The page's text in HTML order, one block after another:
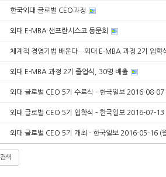
한국외대 글로벌 CEO과정
외대 E-MBA 샌프란시스코 동문회
체계적 경영기법 배운다…외대 E-MBA 과정 2기 입학
외대 E-MBA 과정 2기 졸업식, 30명 배출
외대 글로벌 CEO 5기 수료식 - 한국일보 2016-08-07
외대 글로벌 CEO 5기 입학식 - 한국일보 2016-07-13
외대 글로벌 CEO 5기 개최 - 한국일보 2016-05-16 (
검색